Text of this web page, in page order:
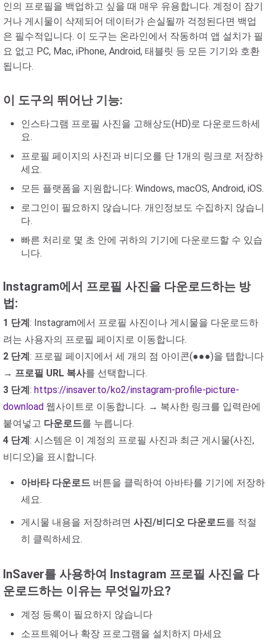
인의 프로필을 백업하고 싶을 때 매우 유용합니다. 계정이 잠기
거나 게시물이 삭제되어 데이터가 손실될까 걱정된다면 백업
은 필수적입니다. 이 도구는 온라인에서 작동하며 앱 설치가 필
요 없고 PC, Mac, iPhone, Android, 태블릿 등 모든 기기와 호환
됩니다.
이 도구의 뛰어난 기능:
인스타그램 프로필 사진을 고해상도(HD)로 다운로드하세
요.
프로필 페이지의 사진과 비디오를 단 1개의 링크로 저장하
세요.
모든 플랫폼을 지원합니다: Windows, macOS, Android, iOS.
로그인이 필요하지 않습니다. 개인정보도 수집하지 않습니
다.
빠른 처리로 몇 초 안에 귀하의 기기에 다운로드할 수 있습
니다.
Instagram에서 프로필 사진을 다운로드하는 방
법:
1 단계: Instagram에서 프로필 사진이나 게시물을 다운로드하
려는 사용자의 프로필 페이지로 이동합니다.
2 단계: 프로필 페이지에서 세 개의 점 아이콘(●●●)을 탭합니다
→ 프로필 URL 복사를 선택합니다.
3 단계: https://insaver.to/ko2/instagram-profile-picture-
download 웹사이트로 이동합니다. → 복사한 링크를 입력란에
붙여넣고 다운로드를 누릅니다.
4 단계: 시스템은 이 계정의 프로필 사진과 최근 게시물(사진,
비디오)을 표시합니다.
아바타 다운로드 버튼을 클릭하여 아바타를 기기에 저장하
세요.
게시물 내용을 저장하려면 사진/비디오 다운로드를 적절
히 클릭하세요.
InSaver를 사용하여 Instagram 프로필 사진을 다
운로드하는 이유는 무엇일까요?
계정 등록이 필요하지 않습니다
소프트웨어나 확장 프로그램을 설치하지 마세요